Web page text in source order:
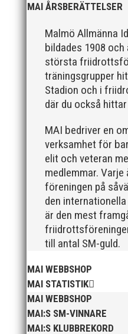
MAI ÅRSBERÄTTELSER
Malmö Allmänna
bildades 1908 och
största
träningsgrupper
Stadion och i
där du också
MAI bedriver en
verksamhet för
elit och veteran
medlemmar.
föreningen på
den
är den mest
till antal SM-guld.
MAI WEBBSHOP
MAI STATISTIK
MAI WEBBSHOP
MAI:S SM-VINNARE
MAI:S KLUBBREKORD
friidrottsföreningar?
relationsbyggande och
För mig har Lasse betytt
plan. På 80- och 90-talet,
han för mig en
på plats och igång med
sin parhäst och nära vän,